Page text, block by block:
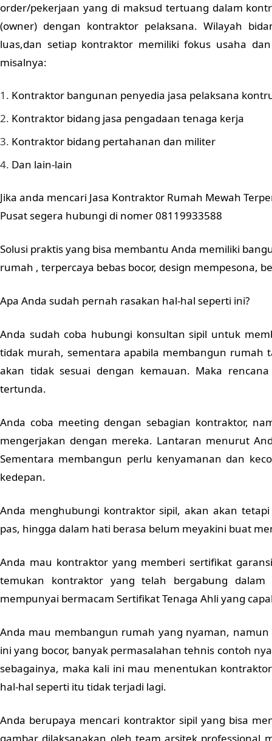
order/pekerjaan yang di maksud tertuang dalam
(owner) dengan kontraktor pelaksana. Wilayah
luas,dan setiap kontraktor memiliki fokus usaha
misalnya:
Kontraktor bangunan penyedia jasa pelaksana
Kontraktor bidang jasa pengadaan tenaga kerja
Kontraktor bidang pertahanan dan militer
Dan lain-lain
Jika anda mencari Jasa Kontraktor Rumah Mewah
Pusat segera hubungi di nomer 08119933588
Solusi praktis yang bisa membantu Anda memiliki
rumah , terpercaya bebas bocor, design mempesona,
Apa Anda sudah pernah rasakan hal-hal seperti ini?
Anda sudah coba hubungi konsultan sipil untuk
tidak murah, sementara apabila membangun rumah
akan tidak sesuai dengan kemauan. Maka
tertunda.
Anda coba meeting dengan sebagian kontraktor,
mengerjakan dengan mereka. Lantaran menurut
Sementara membangun perlu kenyamanan dan
kedepan.
Anda menghubungi kontraktor sipil, akan akan
pas, hingga dalam hati berasa belum meyakini buat
Anda mau kontraktor yang memberi sertifikat
temukan kontraktor yang telah bergabung dalam
mempunyai bermacam Sertifikat Tenaga Ahli yang
Anda mau membangun rumah yang nyaman,
ini yang bocor, banyak permasalahan tehnis contoh
sebagainya, maka kali ini mau menentukan
hal-hal seperti itu tidak terjadi lagi.
Anda berupaya mencari kontraktor sipil yang bisa